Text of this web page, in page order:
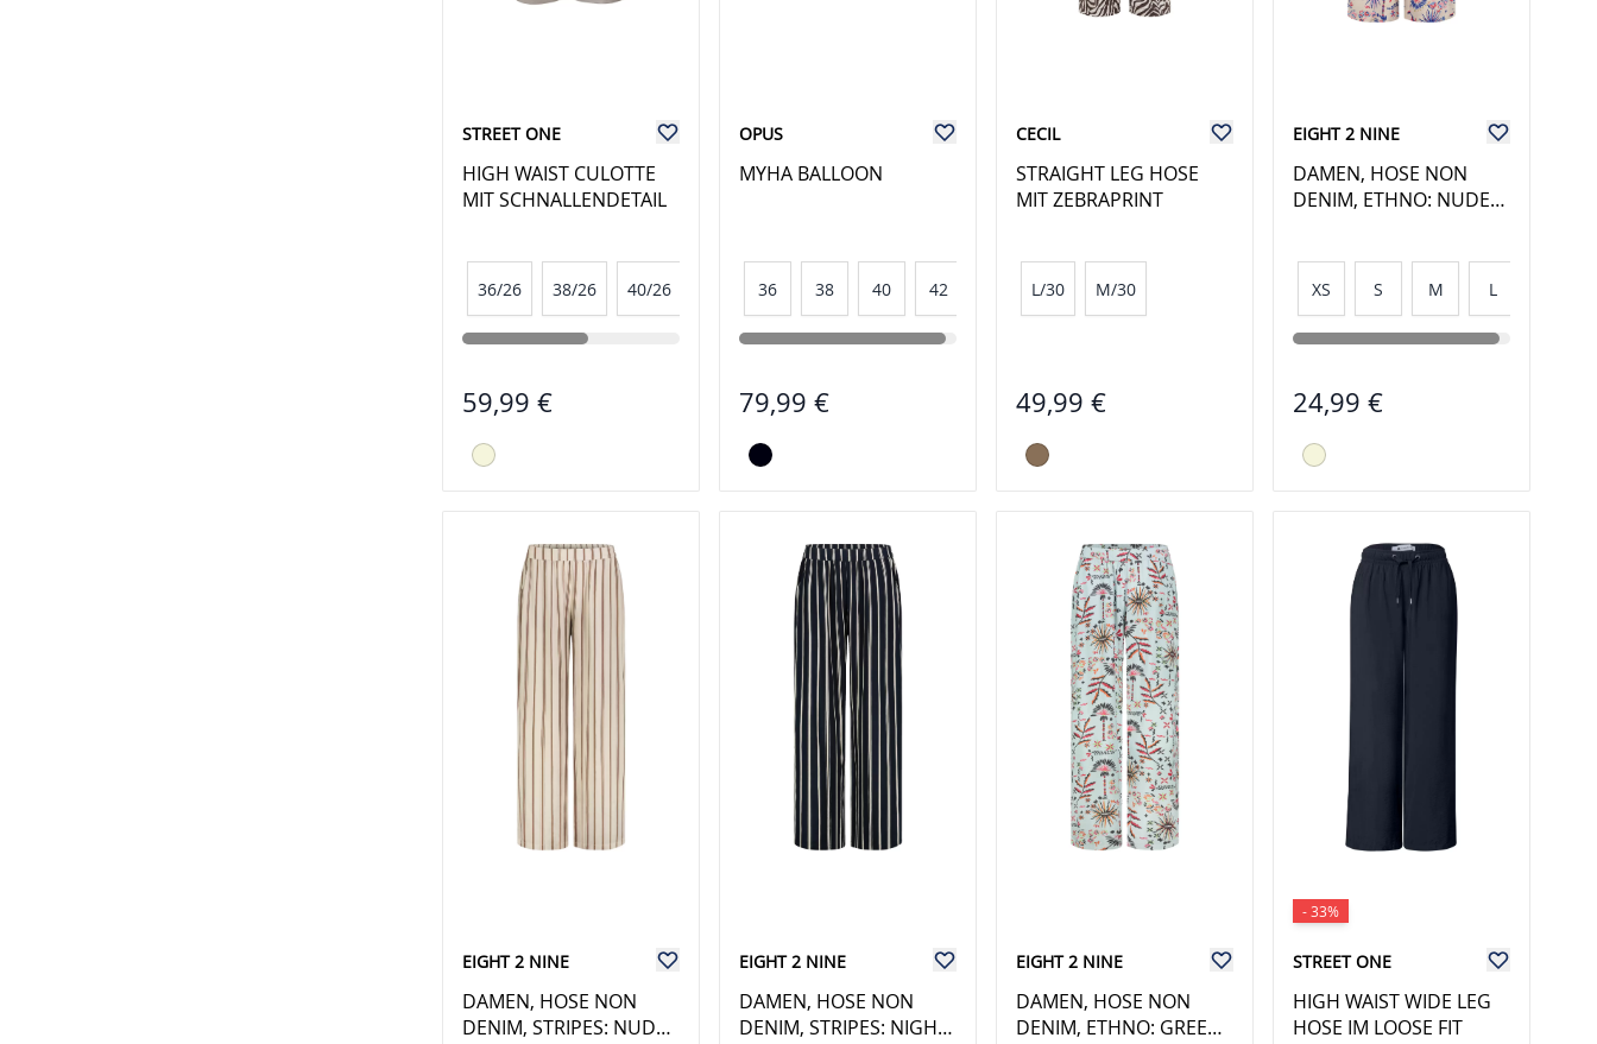
STREET ONE
HIGH WAIST CULOTTE
MIT SCHNALLENDETAIL
36/26 38/26 40/26 44/26
59,99 €
OPUS
MYHA BALLOON
36 38 40 42
79,99 €
CECIL
STRAIGHT LEG HOSE
MIT ZEBRAPRINT
L/30 M/30
49,99 €
EIGHT 2 NINE
DAMEN, HOSE NON
DENIM, ETHNO: NUDE
XS S M L
24,99 €
EIGHT 2 NINE
DAMEN, HOSE NON
DENIM, STRIPES: NUDE
EIGHT 2 NINE
DAMEN, HOSE NON
DENIM, STRIPES: NIGHT
EIGHT 2 NINE
DAMEN, HOSE NON
DENIM, ETHNO: GREEN
- 33%
STREET ONE
HIGH WAIST WIDE LEG
HOSE IM LOOSE FIT